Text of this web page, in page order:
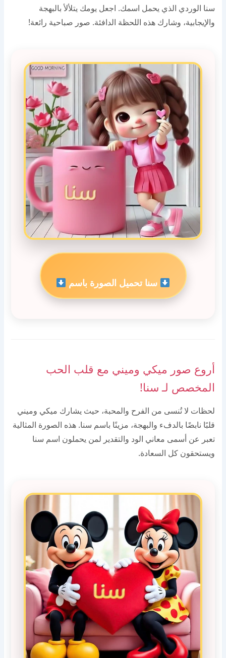
سنا الوردي الذي يحمل اسمك. اجعل يومك يتلألأ بالبهجة
والإيجابية، وشارك هذه اللحظة الدافئة. صور صباحية رائعة!
سنا تحميل الصورة باسم
أروع صور ميكي وميني مع قلب الحب
المخصص لـ سنا!
لحظات لا تُنسى من الفرح والمحبة، حيث يشارك ميكي وميني
قلبًا نابضًا بالدفء والبهجة، مزينًا باسم سنا. هذه الصورة المثالية
تعبر عن أسمى معاني الود والتقدير لمن يحملون اسم سنا
ويستحقون كل السعادة.